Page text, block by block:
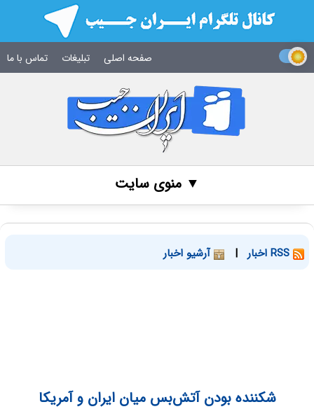
صفحه اصلی تبلیغات تماس با ما
▼ منوی سایت
| آرشیو اخبار
شکننده بودن آتش‌بس میان ایران و آمریکا